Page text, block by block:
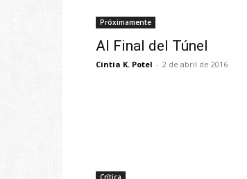
Próximamente
Al Final del Túnel
Cintia K. Potel - 2 de abril de 2016
Crítica